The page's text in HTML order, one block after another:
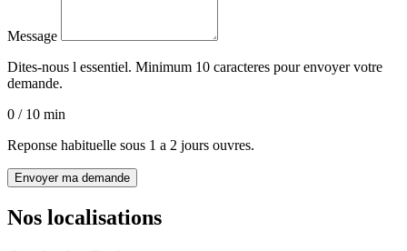
Message
Dites-nous l essentiel. Minimum 10 caracteres pour envoyer votre
demande.
0 / 10 min
Reponse habituelle sous 1 a 2 jours ouvres.
Envoyer ma demande
Nos localisations